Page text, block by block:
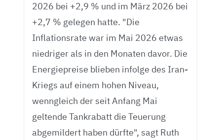
2026 bei +2,9 % und im März 2026 bei
+2,7 % gelegen hatte. "Die
Inflationsrate war im Mai 2026 etwas
niedriger als in den Monaten davor. Die
Energiepreise blieben infolge des Iran-
Kriegs auf einem hohen Niveau,
wenngleich der seit Anfang Mai
geltende Tankrabatt die Teuerung
abgemildert haben dürfte", sagt Ruth